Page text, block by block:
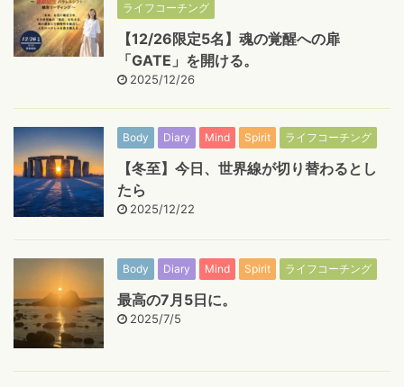
ライフコーチング
【12/26限定5名】魂の覚醒への扉
「GATE」を開ける。
2025/12/26
Body Diary Mind Spirit ライフコーチング
【冬至】今日、世界線が切り替わるとし
たら
2025/12/22
Body Diary Mind Spirit ライフコーチング
最高の7月5日に。
2025/7/5